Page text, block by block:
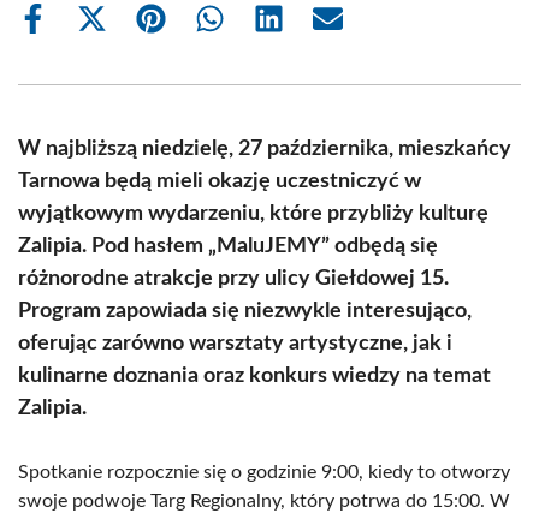
Share
Share
(Twitter)
Share Share Share Share
W najbliższą niedzielę, 27 października, mieszkańcy
Tarnowa będą mieli okazję uczestniczyć w
wyjątkowym wydarzeniu, które przybliży kulturę
Zalipia. Pod hasłem „MaluJEMY” odbędą się
różnorodne atrakcje przy ulicy Giełdowej 15.
Program zapowiada się niezwykle interesująco,
oferując zarówno warsztaty artystyczne, jak i
kulinarne doznania oraz konkurs wiedzy na temat
Zalipia.
Spotkanie rozpocznie się o godzinie 9:00, kiedy to otworzy
swoje podwoje Targ Regionalny, który potrwa do 15:00. W